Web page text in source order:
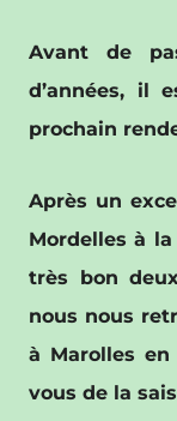
Avant de
d’années, il
prochain
Après un
Mordelles à
très bon
nous nous
à Marolles
vous de la